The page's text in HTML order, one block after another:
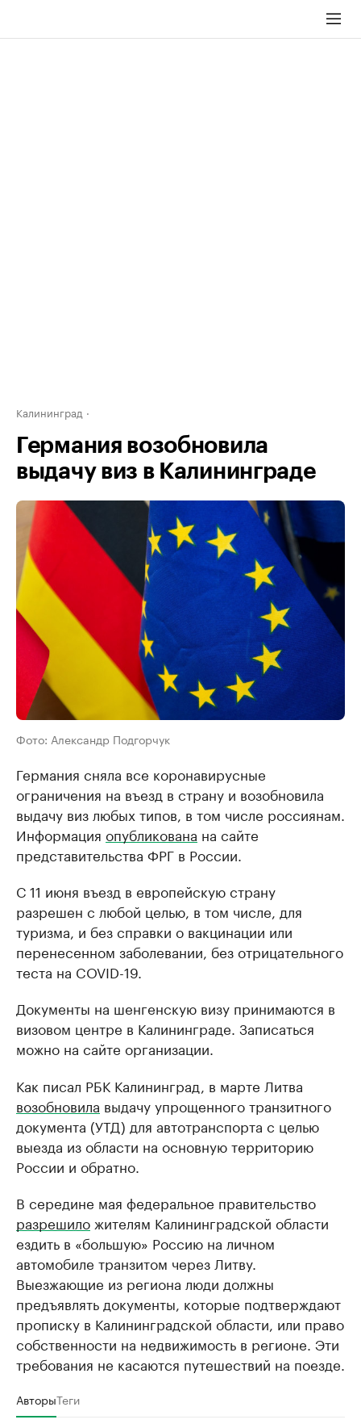
Калининград
Германия возобновила
выдачу виз в Калининграде
Фото: Александр Подгорчук
Германия сняла все коронавирусные
ограничения на въезд в страну и возобновила
выдачу виз любых типов, в том числе россиянам.
Информация опубликована на сайте
представительства ФРГ в России.
С 11 июня въезд в европейскую страну
разрешен с любой целью, в том числе, для
туризма, и без справки о вакцинации или
перенесенном заболевании, без отрицательного
теста на COVID-19.
Документы на шенгенскую визу принимаются в
визовом центре в Калининграде. Записаться
можно на сайте организации.
Как писал РБК Калининград, в марте Литва
возобновила выдачу упрощенного транзитного
документа (УТД) для автотранспорта с целью
выезда из области на основную территорию
России и обратно.
В середине мая федеральное правительство
разрешило жителям Калининградской области
ездить в «большую» Россию на личном
автомобиле транзитом через Литву.
Выезжающие из региона люди должны
предъявлять документы, которые подтверждают
прописку в Калининградской области, или право
собственности на недвижимость в регионе. Эти
требования не касаются путешествий на поезде.
АвторыТеги